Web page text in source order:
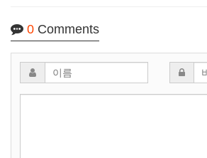
0 Comments